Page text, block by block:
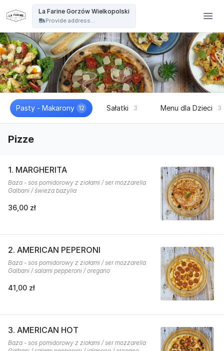
La Farine Gorzów Wielkopolski
Provide address...
Pasty - Makarony 12 Sałatki 3 Menu dla Dzieci 3
Pizze
1. MARGHERITA
Baza - sos pomidorowy z ziołami / ser mozzarella
Galbani / świeża bazylia
36,00 zł
2. AMERICAN PEPERONI
Baza - sos pomidorowy z ziołami / ser mozzarella
Galbani / salami pepperoni / oregano
41,00 zł
3. AMERICAN HOT
Baza - sos pomidorowy z ziołami / ser mozzarella